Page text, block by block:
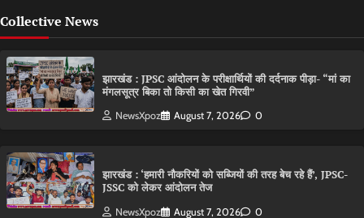
Collective News
झारखंड : JPSC आंदोलन के परीक्षार्थियों की दर्दनाक पीड़ा- “मां का
मंगलसूत्र बिका तो किसी का खेत गिरवी”
NewsXpoz August 7, 2026 0
झारखंड : ‘हमारी नौकरियों को सब्जियों की तरह बेच रहे हैं’, JPSC-
JSSC को लेकर आंदोलन तेज
NewsXpoz August 7, 2026 0